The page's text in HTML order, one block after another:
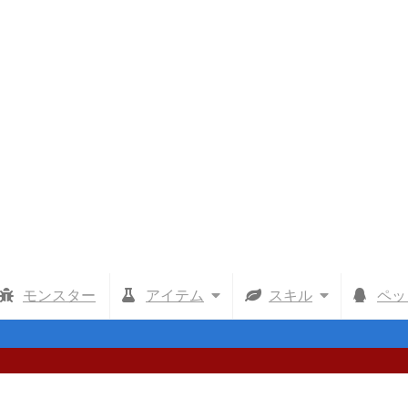
モンスター アイテム スキル ペッ